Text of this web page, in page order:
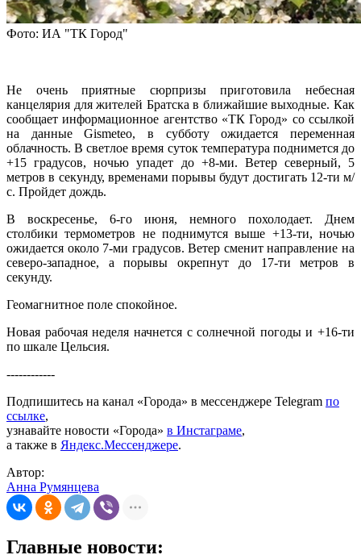
Фото: ИА "ТК Город"
Не очень приятные сюрпризы приготовила небесная
канцелярия для жителей Братска в ближайшие выходные. Как
сообщает информационное агентство «ТК Город» со ссылкой
на данные Gismeteo, в субботу ожидается переменная
облачность. В светлое время суток температура поднимется до
+15 градусов, ночью упадет до +8-ми. Ветер северный, 5
метров в секунду, временами порывы будут достигать 12-ти м/
с. Пройдет дождь.
В воскресенье, 6-го июня, немного похолодает. Днем
столбики термометров не поднимутся выше +13-ти, ночью
ожидается около 7-ми градусов. Ветер сменит направление на
северо-западное, а порывы окрепнут до 17-ти метров в
секунду.
Геомагнитное поле спокойное.
Новая рабочая неделя начнется с солнечной погоды и +16-ти
по шкале Цельсия.
------------
Подпишитесь на канал «Города» в мессенджере Telegram по
ссылке,
узнавайте новости «Города» в Инстаграме,
а также в Яндекс.Мессенджере.
Автор:
Анна Румянцева
Главные новости: